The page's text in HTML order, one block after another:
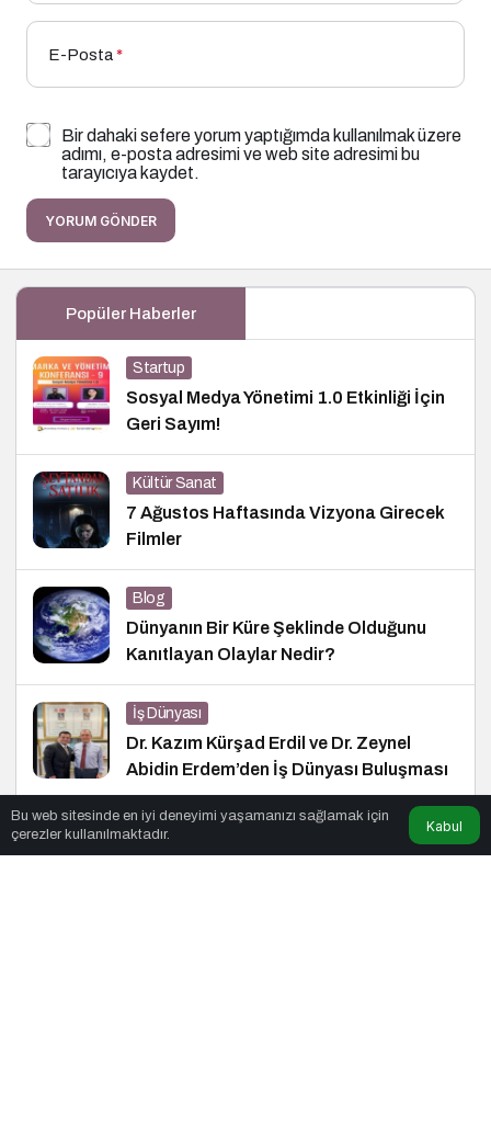
E-Posta*
Bir dahaki sefere yorum yaptığımda kullanılmak üzere
adımı, e-posta adresimi ve web site adresimi bu
tarayıcıya kaydet.
YORUM GÖNDER
Popüler Haberler
Startup
Sosyal Medya Yönetimi 1.0 Etkinliği İçin
Geri Sayım!
Kültür Sanat
7 Ağustos Haftasında Vizyona Girecek
Filmler
Blog
Dünyanın Bir Küre Şeklinde Olduğunu
Kanıtlayan Olaylar Nedir?
İş Dünyası
Dr. Kazım Kürşad Erdil ve Dr. Zeynel
Abidin Erdem’den İş Dünyası Buluşması
Ekonomi
Erdil Grup’tan Fenerium’a Anlamlı
Bu web sitesinde en iyi deneyimi yaşamanızı sağlamak için
çerezler kullanılmaktadır.
Kabul